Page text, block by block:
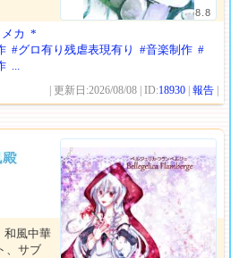
8.8
カ *
#グロ有り残虐表現有り #音楽制作 #
...
| 更新日:2026/08/08 | ID:18930 |報告
和風中華
、サブ